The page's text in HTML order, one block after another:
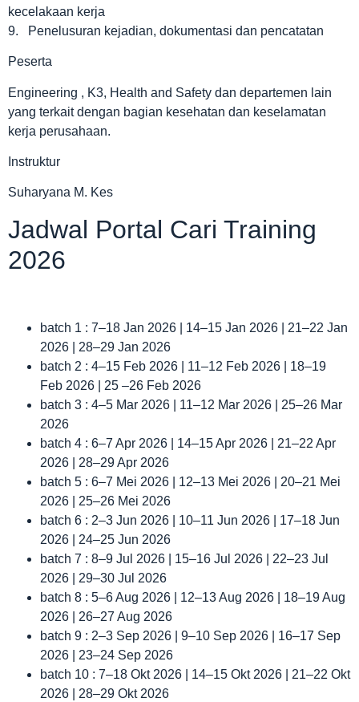
kecelakaan kerja
9. Penelusuran kejadian, dokumentasi dan pencatatan
Peserta
Engineering , K3, Health and Safety dan departemen lain
yang terkait dengan bagian kesehatan dan keselamatan
kerja perusahaan.
Instruktur
Suharyana M. Kes
Jadwal Portal Cari Training
2026
batch 1 : 7–18 Jan 2026 | 14–15 Jan 2026 | 21–22 Jan
2026 | 28–29 Jan 2026
batch 2 : 4–15 Feb 2026 | 11–12 Feb 2026 | 18–19
Feb 2026 | 25 –26 Feb 2026
batch 3 : 4–5 Mar 2026 | 11–12 Mar 2026 | 25–26 Mar
2026
batch 4 : 6–7 Apr 2026 | 14–15 Apr 2026 | 21–22 Apr
2026 | 28–29 Apr 2026
batch 5 : 6–7 Mei 2026 | 12–13 Mei 2026 | 20–21 Mei
2026 | 25–26 Mei 2026
batch 6 : 2–3 Jun 2026 | 10–11 Jun 2026 | 17–18 Jun
2026 | 24–25 Jun 2026
batch 7 : 8–9 Jul 2026 | 15–16 Jul 2026 | 22–23 Jul
2026 | 29–30 Jul 2026
batch 8 : 5–6 Aug 2026 | 12–13 Aug 2026 | 18–19 Aug
2026 | 26–27 Aug 2026
batch 9 : 2–3 Sep 2026 | 9–10 Sep 2026 | 16–17 Sep
2026 | 23–24 Sep 2026
batch 10 : 7–18 Okt 2026 | 14–15 Okt 2026 | 21–22 Okt
2026 | 28–29 Okt 2026